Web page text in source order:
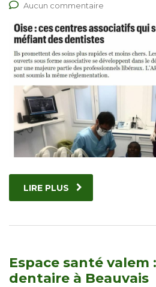
Aucun commentaire
LIRE PLUS
Espace santé valem
dentaire à Beauvais